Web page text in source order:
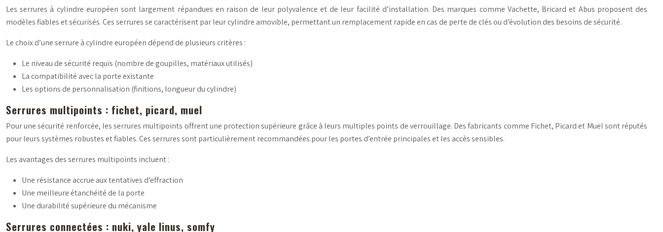
Les serrures à cylindre européen sont largement répandues en raison de leur polyvalence et de leur facilité d’installation. Des marques comme Vachette, Bricard et Abus proposent des
modèles fiables et sécurisés. Ces serrures se caractérisent par leur cylindre amovible, permettant un remplacement rapide en cas de perte de clés ou d’évolution des besoins de sécurité.
Le choix d’une serrure à cylindre européen dépend de plusieurs critères :
Le niveau de sécurité requis (nombre de goupilles, matériaux utilisés)
La compatibilité avec la porte existante
Les options de personnalisation (finitions, longueur du cylindre)
Serrures multipoints : fichet, picard, muel
Pour une sécurité renforcée, les serrures multipoints offrent une protection supérieure grâce à leurs multiples points de verrouillage. Des fabricants comme Fichet, Picard et Muel sont réputés
pour leurs systèmes robustes et fiables. Ces serrures sont particulièrement recommandées pour les portes d’entrée principales et les accès sensibles.
Les avantages des serrures multipoints incluent :
Une résistance accrue aux tentatives d’effraction
Une meilleure étanchéité de la porte
Une durabilité supérieure du mécanisme
Serrures connectées : nuki, yale linus, somfy